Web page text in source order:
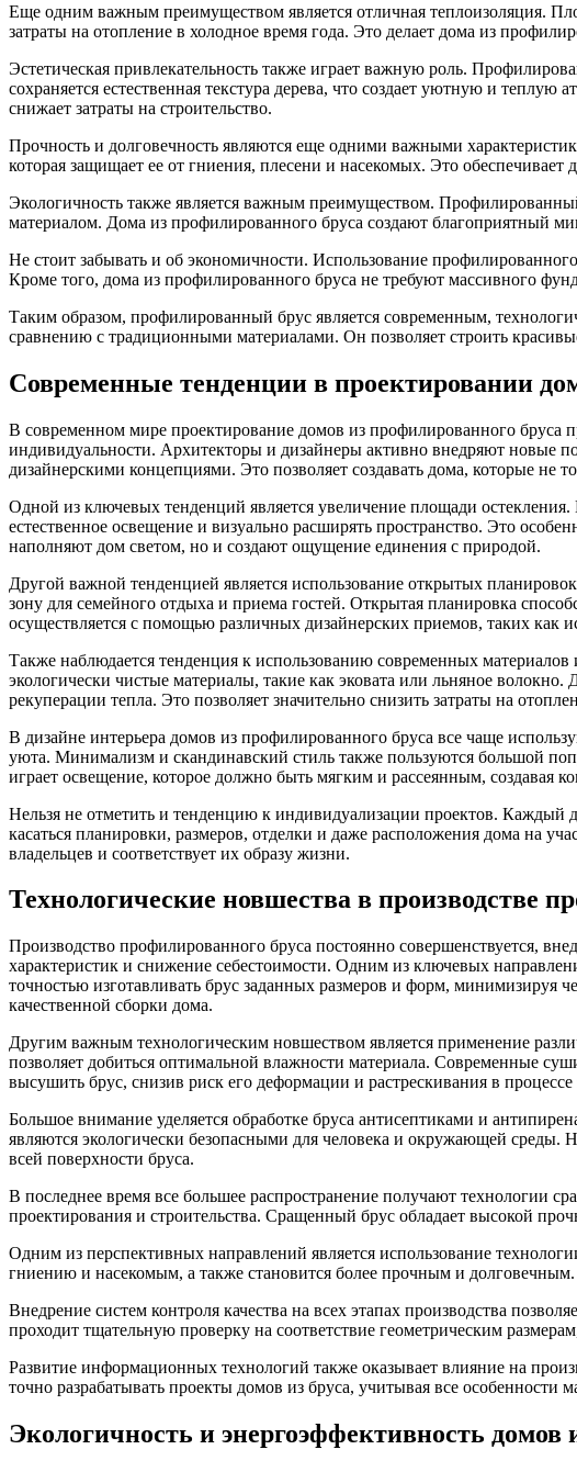
Еще одним важным преимуществом является отличная теплоизоляция.
затраты на отопление в холодное время года. Это делает дома из
Эстетическая привлекательность также играет важную роль.
сохраняется естественная текстура дерева, что создает уютную и
снижает затраты на строительство.
Прочность и долговечность являются еще одними важными
которая защищает ее от гниения, плесени и насекомых. Это
Экологичность также является важным преимуществом. Профилированный
материалом. Дома из профилированного бруса создают благоприятный
Не стоит забывать и об экономичности. Использование
Кроме того, дома из профилированного бруса не требуют массивного
Таким образом, профилированный брус является современным,
сравнению с традиционными материалами. Он позволяет строить
Современные тенденции в проектировании
В современном мире проектирование домов из профилированного бруса
индивидуальности. Архитекторы и дизайнеры активно внедряют новые
дизайнерскими концепциями. Это позволяет создавать дома, которые не
Одной из ключевых тенденций является увеличение площади
естественное освещение и визуально расширять пространство. Это
наполняют дом светом, но и создают ощущение единения с природой.
Другой важной тенденцией является использование открытых
зону для семейного отдыха и приема гостей. Открытая планировка
осуществляется с помощью различных дизайнерских приемов, таких как
Также наблюдается тенденция к использованию современных
экологически чистые материалы, такие как эковата или льняное
рекуперации тепла. Это позволяет значительно снизить затраты на
В дизайне интерьера домов из профилированного бруса все чаще
уюта. Минимализм и скандинавский стиль также пользуются большой
играет освещение, которое должно быть мягким и рассеянным, создавая
Нельзя не отметить и тенденцию к индивидуализации проектов. Каждый
касаться планировки, размеров, отделки и даже расположения дома на
владельцев и соответствует их образу жизни.
Технологические новшества в производстве
Производство профилированного бруса постоянно совершенствуется,
характеристик и снижение себестоимости. Одним из ключевых
точностью изготавливать брус заданных размеров и форм, минимизируя
качественной сборки дома.
Другим важным технологическим новшеством является применение
позволяет добиться оптимальной влажности материала. Современные
высушить брус, снизив риск его деформации и растрескивания в процессе
Большое внимание уделяется обработке бруса антисептиками и
являются экологически безопасными для человека и окружающей среды.
всей поверхности бруса.
В последнее время все большее распространение получают технологии
проектирования и строительства. Сращенный брус обладает высокой
Одним из перспективных направлений является использование
гниению и насекомым, а также становится более прочным и долговечным.
Внедрение систем контроля качества на всех этапах производства
проходит тщательную проверку на соответствие геометрическим
Развитие информационных технологий также оказывает влияние на
точно разрабатывать проекты домов из бруса, учитывая все особенности
Экологичность и энергоэффективность домов